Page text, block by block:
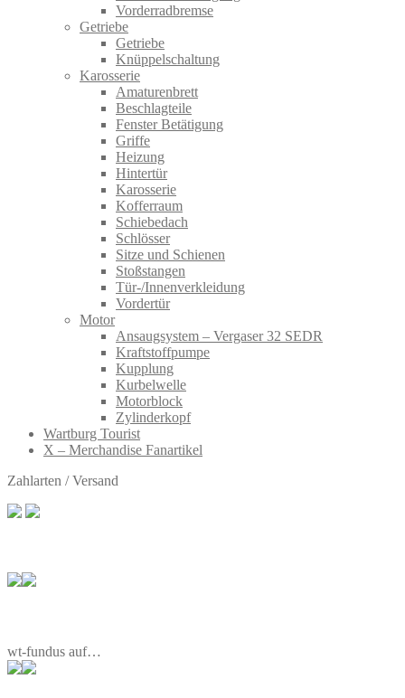
Vorderradbremse
Getriebe
Getriebe
Knüppelschaltung
Karosserie
Amaturenbrett
Beschlagteile
Fenster Betätigung
Griffe
Heizung
Hintertür
Karosserie
Kofferraum
Schiebedach
Schlösser
Sitze und Schienen
Stoßstangen
Tür-/Innenverkleidung
Vordertür
Motor
Ansaugsystem – Vergaser 32 SEDR
Kraftstoffpumpe
Kupplung
Kurbelwelle
Motorblock
Zylinderkopf
Wartburg Tourist
X – Merchandise Fanartikel
Zahlarten / Versand
wt-fundus auf…